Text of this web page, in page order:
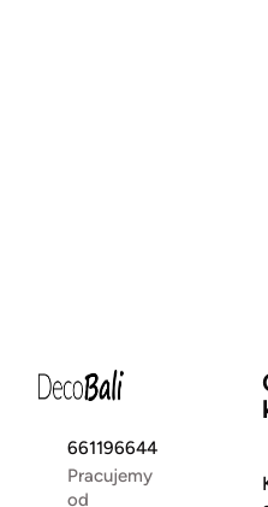
661196644
Pracujemy
od